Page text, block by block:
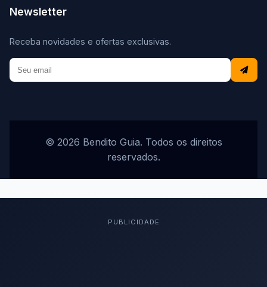
Newsletter
Receba novidades e ofertas exclusivas.
© 2026 Bendito Guia. Todos os direitos
reservados.